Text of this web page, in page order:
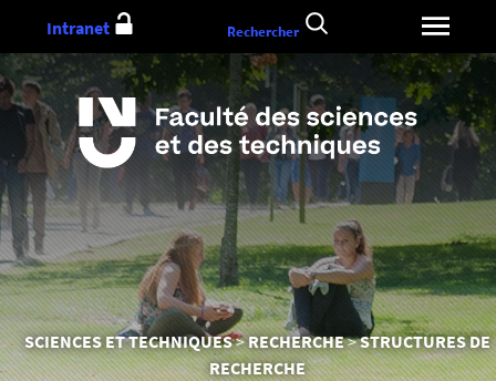
au
contenu
Vous
êtes
SCIENCES ET TECHNIQUES RECHERCHE
STRUCTURES DE
RECHERCHE
Intranet Rechercher